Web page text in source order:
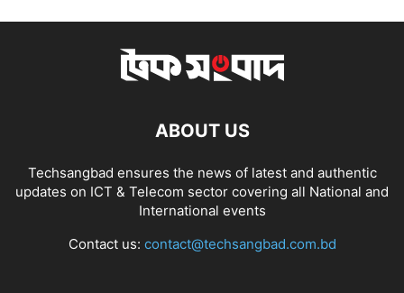
ABOUT US
Techsangbad ensures the news of latest and authentic
updates on ICT & Telecom sector covering all National and
International events
Contact us: contact@techsangbad.com.bd